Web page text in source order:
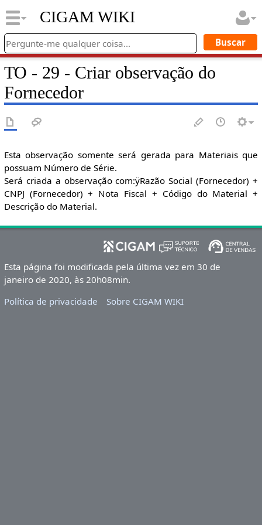
CIGAM WIKI
TO - 29 - Criar observação do
Fornecedor
Esta observação somente será gerada para Materiais que
possuam Número de Série.
Será criada a observação com:ÿRazão Social (Fornecedor) +
CNPJ (Fornecedor) + Nota Fiscal + Código do Material +
Descrição do Material.
Esta página foi modificada pela última vez em 30 de
janeiro de 2020, às 20h08min.
Política de privacidade
Sobre CIGAM WIKI